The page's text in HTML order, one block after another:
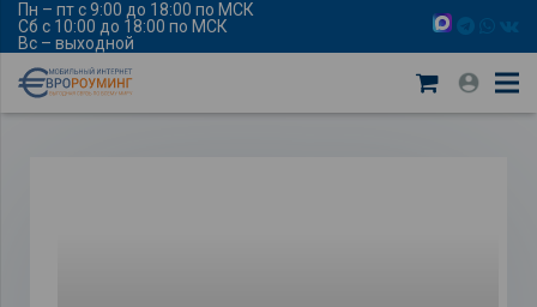
Пн – пт с 9:00 до 18:00 по МСК
Сб с 10:00 до 18:00 по МСК
Вс – выходной